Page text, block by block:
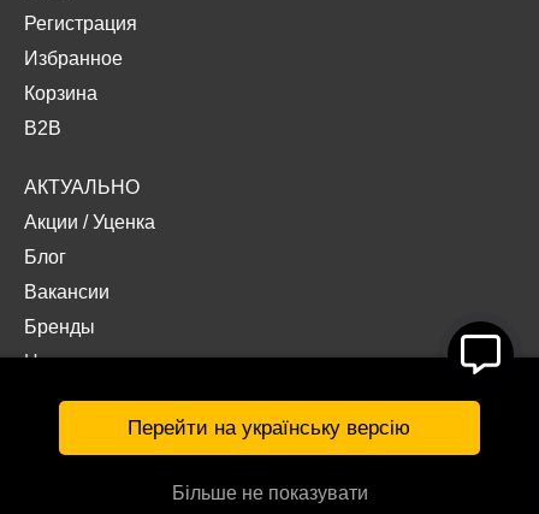
Регистрация
Избранное
Корзина
B2B
АКТУАЛЬНО
Акции /Уценка
Блог
Вакансии
Бренды
Наши проекты
Документы
© Интернет-магазин «Acropolis» 2026
Перейти на українську версію
Більше не показувати